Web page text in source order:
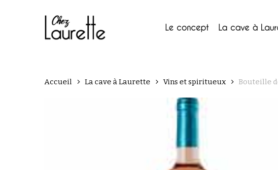
Le concept La cave à
Accueil La cave à Laurette Vins et spiritueux Bouteille